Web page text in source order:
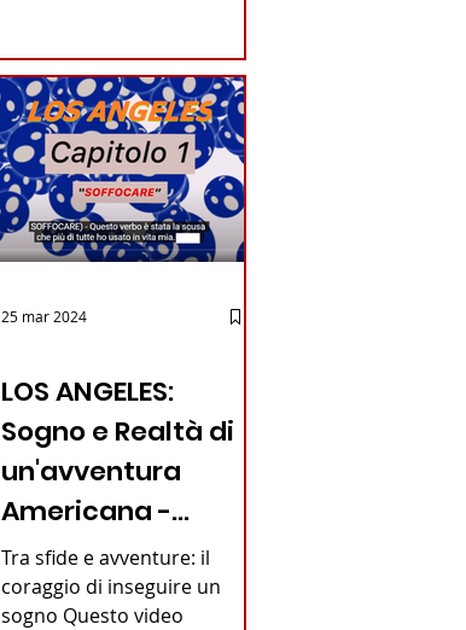
Connecticut
Alfonso...
LOS ANGELES:
Sogno e Realtà di
un'avventura
Americana -
VIDEO
Tra sfide e avventure: il
coraggio di inseguire un
sogno Questo video
25 mar 2024